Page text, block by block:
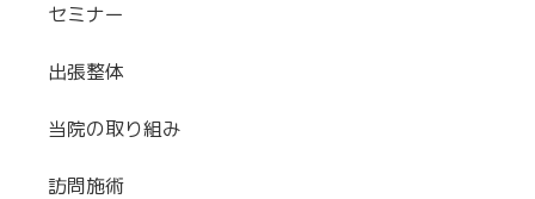
セミナー
出張整体
当院の取り組み
訪問施術